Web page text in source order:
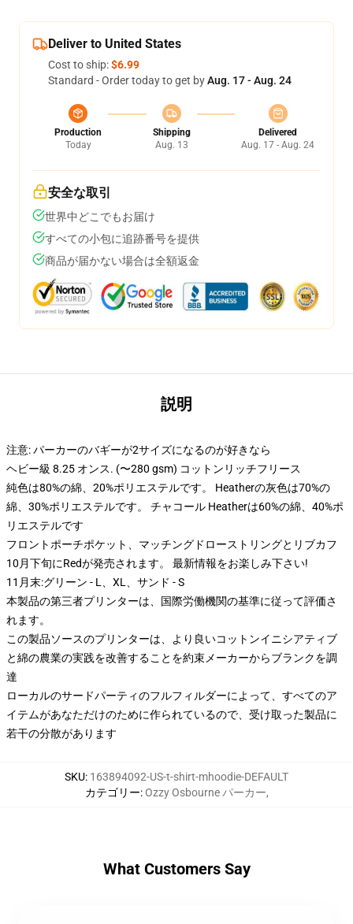
Deliver to United States
Cost to ship:$6.99
Standard - Order today to get byAug. 17 - Aug. 24
Production
Today
Shipping
Aug. 13
Delivered
Aug. 17 - Aug. 24
安全な取引
世界中どこでもお届け
すべての小包に追跡番号を提供
商品が届かない場合は全額返金
説明
注意: パーカーのバギーが2サイズになるのが好きなら
ヘビー級 8.25 オンス. (〜280 gsm) コットンリッチフリース
純色は80%の綿、20%ポリエステルです。 Heatherの灰色は70%の
綿、30%ポリエステルです。 チャコール Heatherは60%の綿、40%ポ
リエステルです
フロントポーチポケット、マッチングドローストリングとリブカフ
10月下旬にRedが発売されます。 最新情報をお楽しみ下さい!
11月末:グリーン - L、XL、サンド - S
本製品の第三者プリンターは、国際労働機関の基準に従って評価さ
れます。
この製品ソースのプリンターは、より良いコットンイニシアティブ
と綿の農業の実践を改善することを約束メーカーからブランクを調
達
ローカルのサードパーティのフルフィルダーによって、すべてのア
イテムがあなただけのために作られているので、受け取った製品に
若干の分散があります
SKU: 163894092-US-t-shirt-mhoodie-DEFAULT
カテゴリー:Ozzy Osbourne パーカー,
What Customers Say